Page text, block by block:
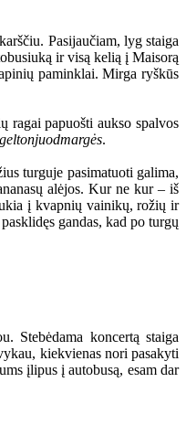
Pasijaučiam, lyg staiga
ir visą kelią į Maisorą
paminklai. Mirga ryškūs
ragai papuošti aukso spalvos
geltonjuodmargės.
turguje pasimatuoti galima,
alėjos. Kur ne kur – iš
į kvapnių vainikų, rožių ir
gandas, kad po turgų
Stebėdama koncertą staiga
kiekvienas nori pasakyti
įlipus į autobusą, esam dar